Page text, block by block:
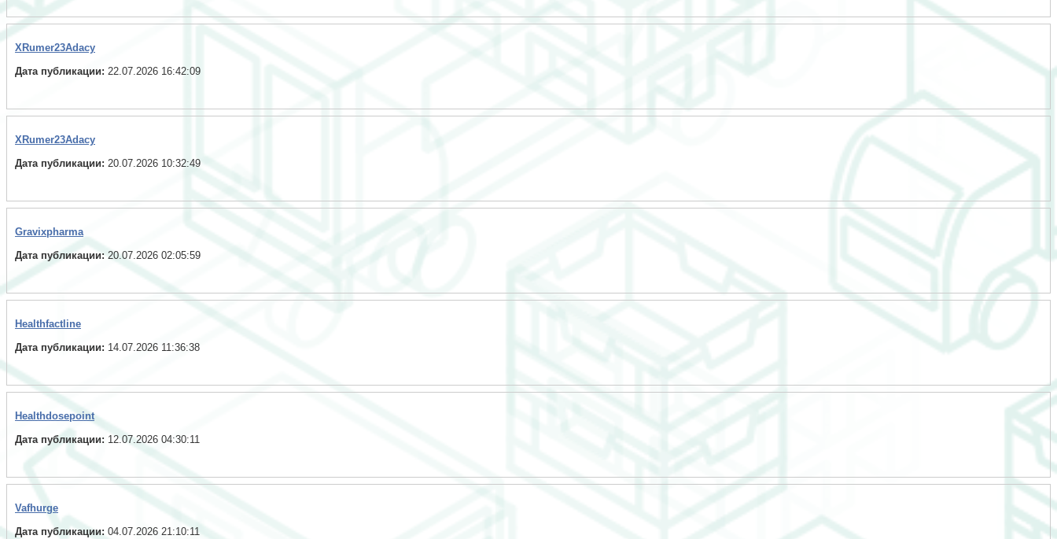
XRumer23Adacy
Дата публикации: 22.07.2026 16:42:09
XRumer23Adacy
Дата публикации: 20.07.2026 10:32:49
Gravixpharma
Дата публикации:20.07.2026 02:05:59
Healthfactline
Дата публикации: 14.07.2026 11:36:38
Healthdosepoint
Дата публикации: 12.07.2026 04:30:11
Vafhurge
Дата публикации: 04.07.2026 21:10:11